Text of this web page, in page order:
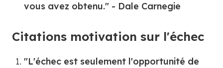
vous avez obtenu." - Dale Carnegie
Citations motivation sur l'échec
"L'échec est seulement l'opportunité de